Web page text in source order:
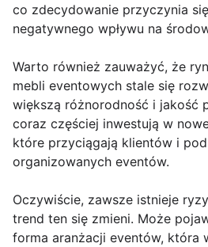
co zdecydowanie przyczynia
negatywnego wpływu na
Warto również zauważyć, że
mebli eventowych stale się
większą różnorodność i jakość
coraz częściej inwestują w
które przyciągają klientów i
organizowanych eventów.
Oczywiście, zawsze istnieje
trend ten się zmieni. Może
forma aranżacji eventów, która